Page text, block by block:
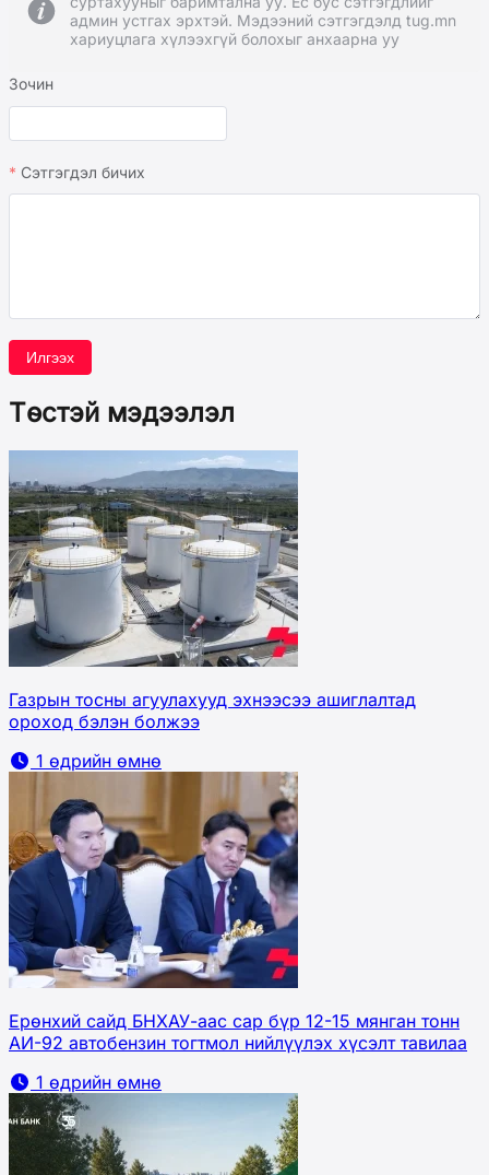
админ устгах эрхтэй. Мэдээний сэтгэгдэлд tug.mn
хариуцлага хүлээхгүй болохыг анхаарна уу
Зочин
Сэтгэгдэл бичих
Илгээх
Төстэй мэдээлэл
Газрын тосны агуулахууд эхнээсээ ашиглалтад
ороход бэлэн болжээ
1 өдрийн өмнө
Ерөнхий сайд БНХАУ-аас сар бүр 12-15 мянган тонн
АИ-92 автобензин тогтмол нийлүүлэх хүсэлт тавилаа
1 өдрийн өмнө